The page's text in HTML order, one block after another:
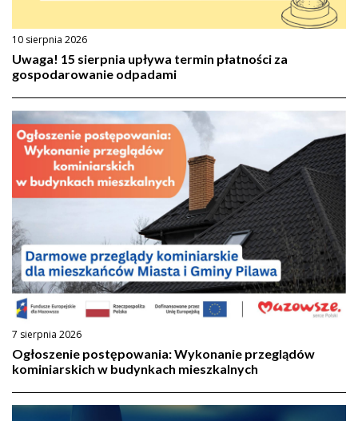
10 sierpnia 2026
Uwaga! 15 sierpnia upływa termin płatności za
gospodarowanie odpadami
7 sierpnia 2026
Ogłoszenie postępowania: Wykonanie przeglądów
kominiarskich w budynkach mieszkalnych